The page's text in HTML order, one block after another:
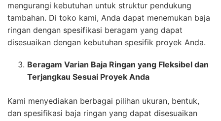
mengurangi kebutuhan untuk struktur pendukung
tambahan. Di toko kami, Anda dapat menemukan baja
ringan dengan spesifikasi beragam yang dapat
disesuaikan dengan kebutuhan spesifik proyek Anda.
Beragam Varian Baja Ringan yang Fleksibel dan
Terjangkau Sesuai Proyek Anda
Kami menyediakan berbagai pilihan ukuran, bentuk,
dan spesifikasi baja ringan yang dapat disesuaikan